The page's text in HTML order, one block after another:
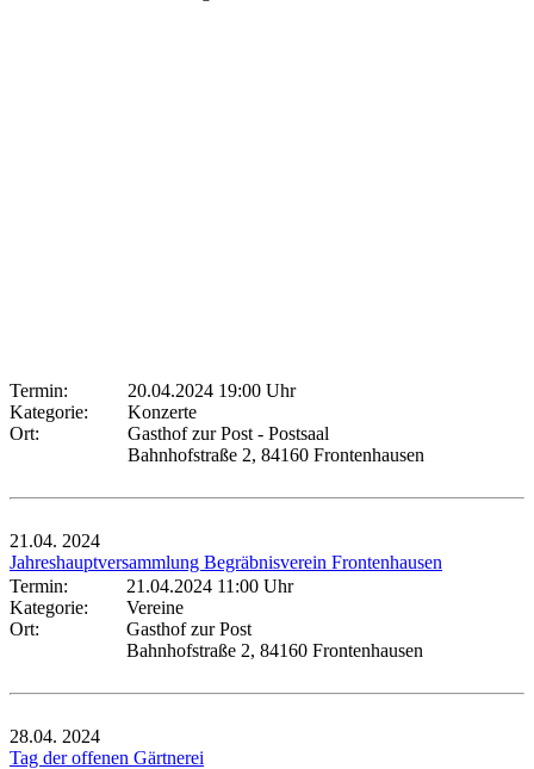
Termin:
20.04.2024 19:00 Uhr
Kategorie:
Konzerte
Ort:
Gasthof zur Post - Postsaal
Bahnhofstraße 2, 84160 Frontenhausen
21.04. 2024
Jahreshauptversammlung Begräbnisverein Frontenhausen
Termin:
21.04.2024 11:00 Uhr
Kategorie:
Vereine
Ort:
Gasthof zur Post
Bahnhofstraße 2, 84160 Frontenhausen
28.04. 2024
Tag der offenen Gärtnerei